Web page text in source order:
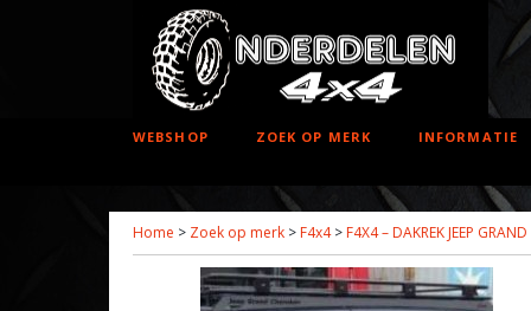
WEBSHOP ZOEK OP MERK INFORMATIE
Home > Zoek op merk > F4x4> F4X4 – DAKREK JEEP